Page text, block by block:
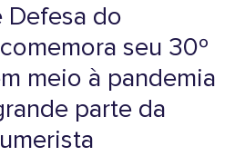
do
seu 30º
meio à pandemia
parte da